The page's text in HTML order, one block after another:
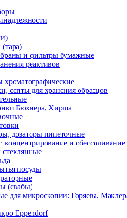
и фильтры бумажные
реактивов
септы для хранения образцов
Бюхнера, Хирша
дозаторы пипеточные
концентрирование и обессоливание
стеклянные
посуды
(свабы)
для микроскопии: Горяева,
Eppendorf